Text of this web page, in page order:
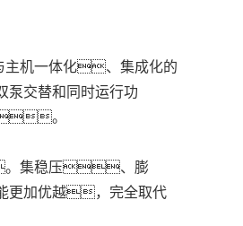
主机一体化、集成化的
交替和同时运行功
。
。集稳压、膨
加优越，完全取代